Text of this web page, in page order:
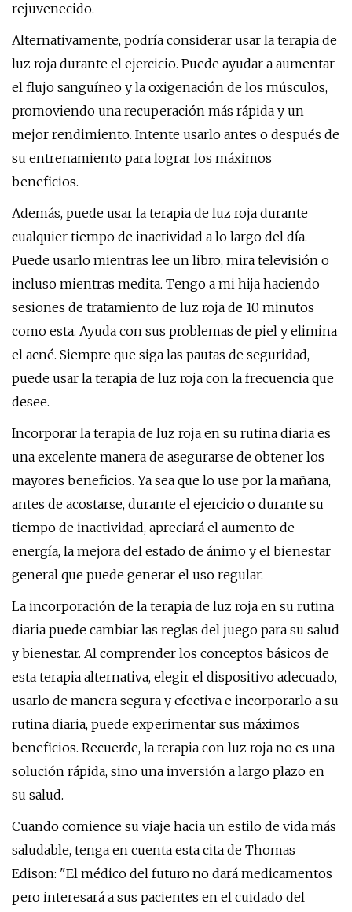
rejuvenecido.
Alternativamente, podría considerar usar la terapia de
luz roja durante el ejercicio. Puede ayudar a aumentar
el flujo sanguíneo y la oxigenación de los músculos,
promoviendo una recuperación más rápida y un
mejor rendimiento. Intente usarlo antes o después de
su entrenamiento para lograr los máximos
beneficios.
Además, puede usar la terapia de luz roja durante
cualquier tiempo de inactividad a lo largo del día.
Puede usarlo mientras lee un libro, mira televisión o
incluso mientras medita. Tengo a mi hija haciendo
sesiones de tratamiento de luz roja de 10 minutos
como esta. Ayuda con sus problemas de piel y elimina
el acné. Siempre que siga las pautas de seguridad,
puede usar la terapia de luz roja con la frecuencia que
desee.
Incorporar la terapia de luz roja en su rutina diaria es
una excelente manera de asegurarse de obtener los
mayores beneficios. Ya sea que lo use por la mañana,
antes de acostarse, durante el ejercicio o durante su
tiempo de inactividad, apreciará el aumento de
energía, la mejora del estado de ánimo y el bienestar
general que puede generar el uso regular.
La incorporación de la terapia de luz roja en su rutina
diaria puede cambiar las reglas del juego para su salud
y bienestar. Al comprender los conceptos básicos de
esta terapia alternativa, elegir el dispositivo adecuado,
usarlo de manera segura y efectiva e incorporarlo a su
rutina diaria, puede experimentar sus máximos
beneficios. Recuerde, la terapia con luz roja no es una
solución rápida, sino una inversión a largo plazo en
su salud.
Cuando comience su viaje hacia un estilo de vida más
saludable, tenga en cuenta esta cita de Thomas
Edison: "El médico del futuro no dará medicamentos
pero interesará a sus pacientes en el cuidado del